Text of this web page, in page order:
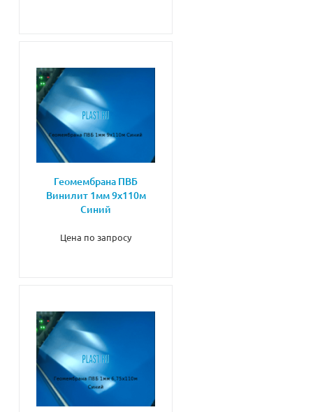
Геомембрана ПВБ
Винилит 1мм 9х110м
Синий
Цена по запросу